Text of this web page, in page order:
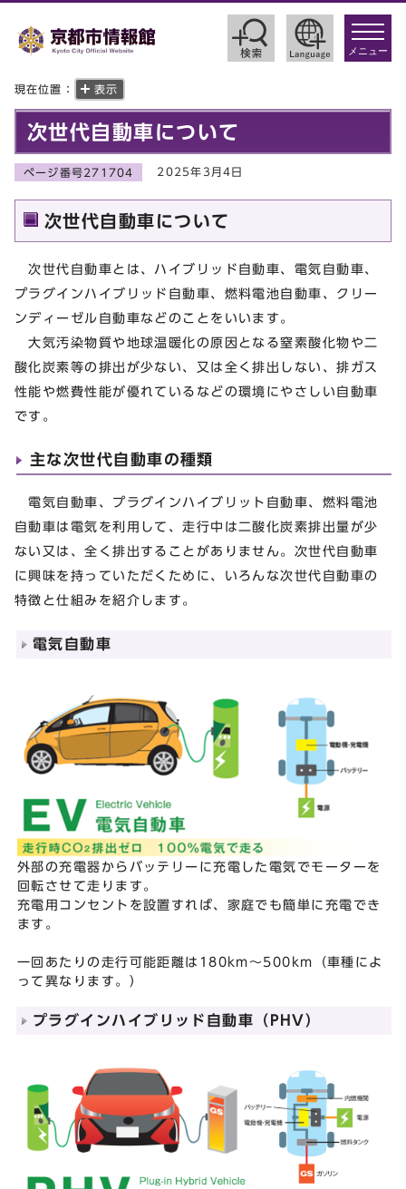
toggle
メニュー
現在位置： 表示
次世代自動車について
ページ番号271704 2025年3月4日
次世代自動車について
次世代自動車とは、ハイブリッド自動車、電気自動車、
プラグインハイブリッド自動車、燃料電池自動車、クリー
ンディーゼル自動車などのことをいいます。
大気汚染物質や地球温暖化の原因となる窒素酸化物や二
酸化炭素等の排出が少ない、又は全く排出しない、排ガス
性能や燃費性能が優れているなどの環境にやさしい自動車
です。
主な次世代自動車の種類
電気自動車、プラグインハイブリット自動車、燃料電池
自動車は電気を利用して、走行中は二酸化炭素排出量が少
ない又は、全く排出することがありません。次世代自動車
に興味を持っていただくために、いろんな次世代自動車の
特徴と仕組みを紹介します。
電気自動車
外部の充電器からバッテリーに充電した電気でモーターを
回転させて走ります。
充電用コンセントを設置すれば、家庭でも簡単に充電でき
ます。
一回あたりの走行可能距離は180km～500km（車種によ
って異なります。）
プラグインハイブリッド自動車（PHV）